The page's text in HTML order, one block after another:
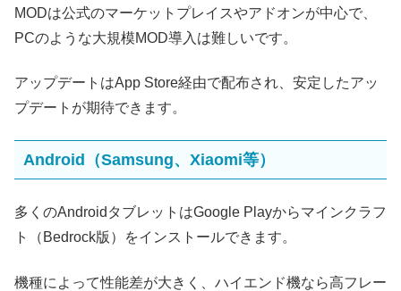
MODは公式のマーケットプレイスやアドオンが中心で、
PCのような大規模MOD導入は難しいです。
アップデートはApp Store経由で配布され、安定したアッ
プデートが期待できます。
Android（Samsung、Xiaomi等）
多くのAndroidタブレットはGoogle Playからマインクラフ
ト（Bedrock版）をインストールできます。
機種によって性能差が大きく、ハイエンド機なら高フレー